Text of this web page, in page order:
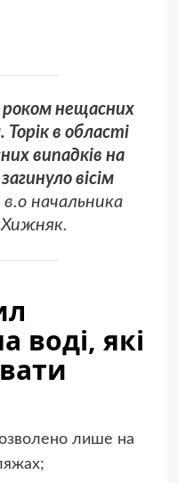
роком нещасних
Торік в області
випадків на
вісім
начальника
воді, які
лише на